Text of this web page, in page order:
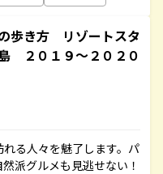
歩き方 リゾートスタ
２０１９～２０２０
る人々を魅了します。パ
派グルメも見逃せない！